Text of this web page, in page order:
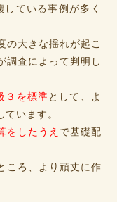
ている事例が多く
の大きな揺れが起こ
調査によって判明し
３を標準 として、よ
います。
をしたうえ で基礎配
ころ、より頑丈に作